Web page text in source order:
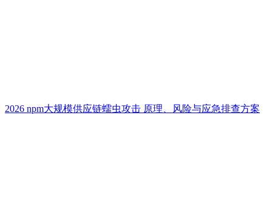
2026 npm大规模供应链蠕虫攻击 原理、风险与应急排查方案